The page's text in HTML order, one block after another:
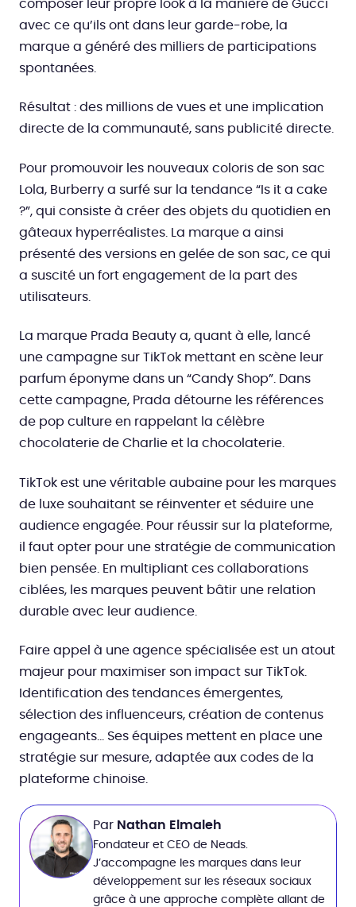
composer leur propre look à la manière de Gucci
avec ce qu’ils ont dans leur garde-robe, la
marque a généré des milliers de participations
spontanées.
Résultat : des millions de vues et une implication
directe de la communauté, sans publicité directe.
Pour promouvoir les nouveaux coloris de son sac
Lola, Burberry a surfé sur la tendance “Is it a cake
?”, qui consiste à créer des objets du quotidien en
gâteaux hyperréalistes. La marque a ainsi
présenté des versions en gelée de son sac, ce qui
a suscité un fort engagement de la part des
utilisateurs.
La marque Prada Beauty a, quant à elle, lancé
une campagne sur TikTok mettant en scène leur
parfum éponyme dans un “Candy Shop”. Dans
cette campagne, Prada détourne les références
de pop culture en rappelant la célèbre
chocolaterie de Charlie et la chocolaterie.
TikTok est une véritable aubaine pour les marques
de luxe souhaitant se réinventer et séduire une
audience engagée. Pour réussir sur la plateforme,
il faut opter pour une stratégie de communication
bien pensée. En multipliant ces collaborations
ciblées, les marques peuvent bâtir une relation
durable avec leur audience.
Faire appel à une agence spécialisée est un atout
majeur pour maximiser son impact sur TikTok.
Identification des tendances émergentes,
sélection des influenceurs, création de contenus
engageants… Ses équipes mettent en place une
stratégie sur mesure, adaptée aux codes de la
plateforme chinoise.
Par Nathan Elmaleh
Fondateur et CEO de Neads.
J’accompagne les marques dans leur
développement sur les réseaux sociaux
grâce à une approche complète allant de